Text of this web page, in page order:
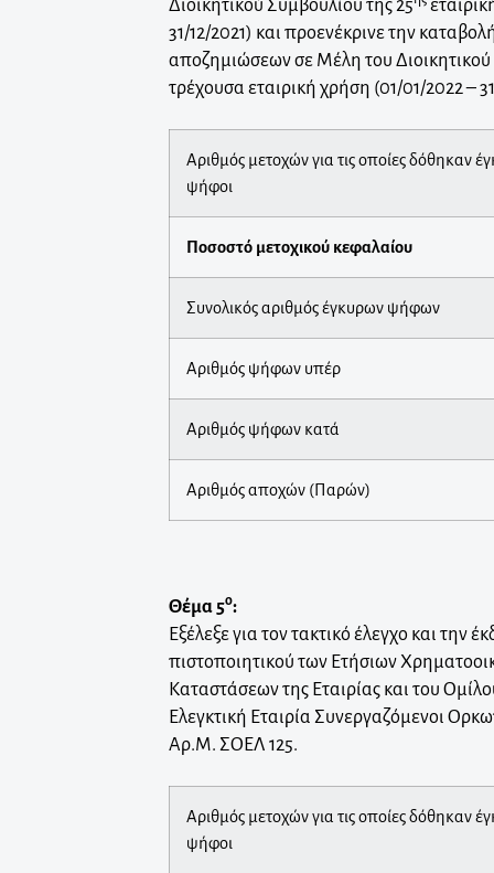
Διοικητικού Συμβουλίου της 25
31/12/2021) και προενέκρινε την
αποζημιώσεων σε Μέλη του Διοικητικού
τρέχουσα εταιρική χρήση (01/01/2022 –
Αριθμός μετοχών για τις οποίες δόθηκαν
ψήφοι
Ποσοστό μετοχικού κεφαλαίου
Συνολικός αριθμός έγκυρων ψήφων
Αριθμός ψήφων υπέρ
Αριθμός ψήφων κατά
Αριθμός αποχών (Παρών)
Θέμα 5ο:
Εξέλεξε για τον τακτικό έλεγχο και την
πιστοποιητικού των Ετήσιων
Καταστάσεων της Εταιρίας και του
Ελεγκτική Εταιρία Συνεργαζόμενοι
Αρ.Μ. ΣΟΕΛ 125.
Αριθμός μετοχών για τις οποίες δόθηκαν
ψήφοι